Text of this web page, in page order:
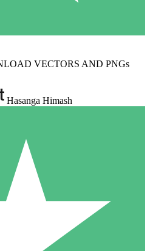
VECTORS AND PNGs
Hasanga Himash